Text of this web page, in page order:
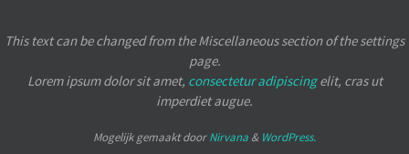
This text can be changed from the Miscellaneous section of the settings
page.
Lorem ipsumdolor sit amet, consectetur adipiscingelit, cras ut
imperdiet augue.
Mogelijk gemaakt doorNirvana & WordPress.